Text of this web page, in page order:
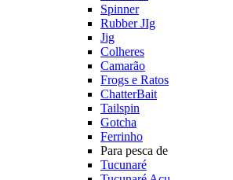
Spinner
Rubber JIg
Jig
Colheres
Camarão
Frogs e Ratos
ChatterBait
Tailspin
Gotcha
Ferrinho
Para pesca de
Tucunaré